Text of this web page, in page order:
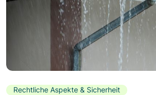
Rechtliche Aspekte & Sicherheit